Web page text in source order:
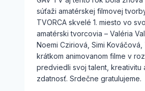
súťaži amatérskej filmovej
TVORCA skvelé 1. miesto vo
amatérski tvorcovia – Valéria
Noemi Cziriová, Simi
krátkom animovanom filme v
predviedli svoj talent, kreativitu
zdatnosť. Srdečne gratulujeme.